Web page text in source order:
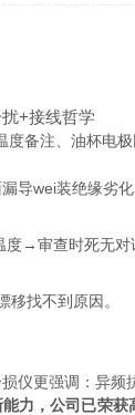
+接线哲学
度备注、油杯电
导wei装绝缘劣化
度→审查时死无对
找不到原因。
仪更强调：异频
力，公司已荣